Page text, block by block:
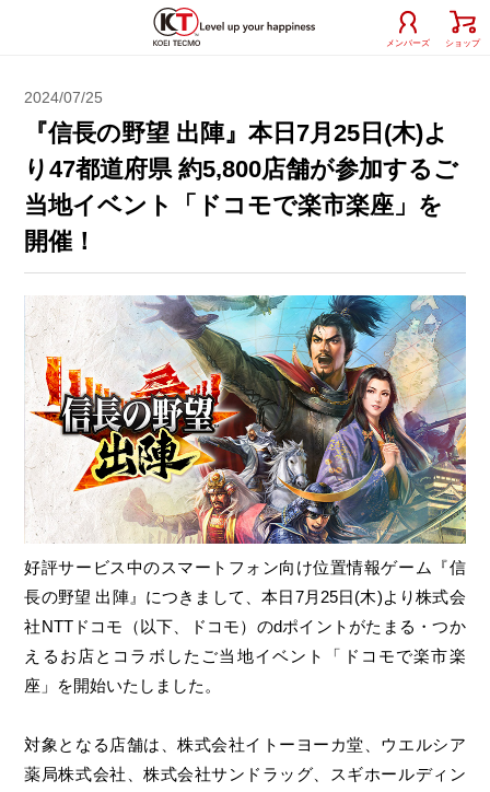
メンバーズ ショップ
2024/07/25
『信長の野望 出陣』本日7月25日(木)よ
り47都道府県 約5,800店舗が参加するご
当地イベント「ドコモで楽市楽座」を
開催！
好評サービス中のスマートフォン向け位置情報ゲーム『信
長の野望 出陣』につきまして、本日7月25日(木)より株式会
社NTTドコモ（以下、ドコモ）のdポイントがたまる・つか
えるお店とコラボしたご当地イベント「ドコモで楽市楽
座」を開始いたしました。
対象となる店舗は、株式会社イトーヨーカ堂、ウエルシア
薬局株式会社、株式会社サンドラッグ、スギホールディン